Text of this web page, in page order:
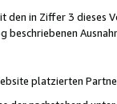
den in Ziffer 3
platzierten